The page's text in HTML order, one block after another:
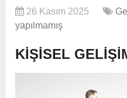
26 Kasım 2025
yapılmamış
KIŞISEL